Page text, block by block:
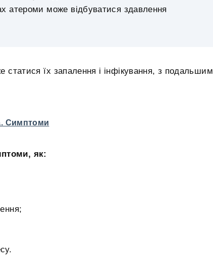
атероми може відбуватися здавлення
їх запалення і інфікування, з подальшим
Симптоми
як: